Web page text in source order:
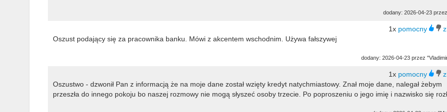
dodany: 2026-04-23
1x
Oszust podający się za pracownika banku. Mówi z akcentem wschodnim. Używa fałszywej
dodany: 2026-04-23 przez
1x
Oszustwo - dzwonił Pan z informacją że na moje dane został wzięty kredyt natychmiastowy. Znał moje dane, nalegał żebym
przeszła do innego pokoju bo naszej rozmowy nie mogą słyszeć osoby trzecie. Po poproszeniu o jego imię i nazwisko się